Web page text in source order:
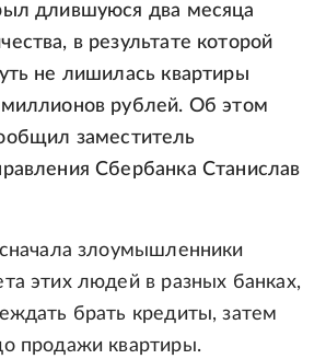
длившуюся два месяца
в результате которой
не лишилась квартиры
рублей. Об этом
заместитель
Сбербанка Станислав
злоумышленники
этих людей в разных банках,
брать кредиты, затем
продажи квартиры.